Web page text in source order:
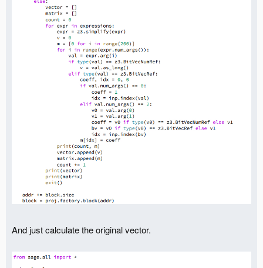
And just calculate the original vector.